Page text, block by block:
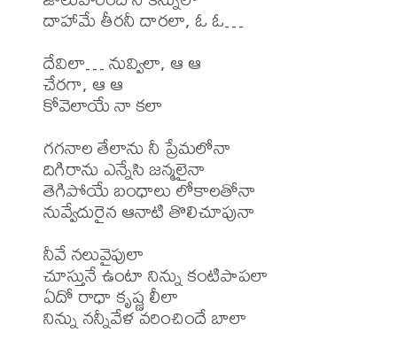
దాహామే తీరనీ దారలా, ఓ ఓ…
దేవిలా… నువ్విలా, ఆ ఆ
చేరగా, ఆ ఆ
కోవెలాయే నా కలా
గగనాల తేలాను నీ ప్రేమలోనా
దిగిరాను ఎన్నేసి జన్మలైనా
తెగిపోయే బంధాలు లోకాలతోనా
నువ్వేదురైన ఆనాటి తొలిచూపునా
నీవే నలువైపులా
చూస్తునే ఉంటా నిన్ను కంటిపాపలా
ఏదో రాధా కృష్ణ లీలా
నిన్ను నన్నీవేళ వరించిందే బాలా